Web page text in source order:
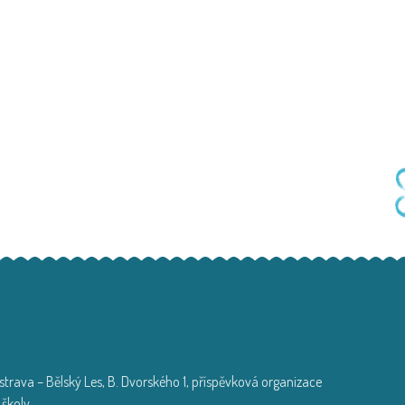
– Bělský Les, B. Dvorského 1, příspěvková organizace